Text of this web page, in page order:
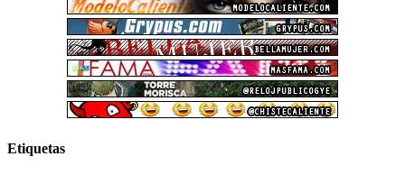
Etiquetas